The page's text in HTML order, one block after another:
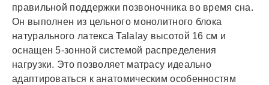
правильной поддержки позвоночника во время сна.
Он выполнен из цельного монолитного блока
натурального латекса Talalay высотой 16 см и
оснащен 5-зонной системой распределения
нагрузки. Это позволяет матрасу идеально
адаптироваться к анатомическим особенностям